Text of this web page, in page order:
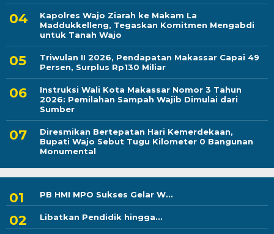
Kapolres Wajo Ziarah ke Makam La
Maddukkelleng, Tegaskan Komitmen Mengabdi
untuk Tanah Wajo
Triwulan II 2026, Pendapatan Makassar Capai 49
Persen, Surplus Rp130 Miliar
Instruksi Wali Kota Makassar Nomor 3 Tahun
2026: Pemilahan Sampah Wajib Dimulai dari
Sumber
Diresmikan Bertepatan Hari Kemerdekaan,
Bupati Wajo Sebut Tugu Kilometer 0 Bangunan
Monumental
PB HMI MPO Sukses Gelar W...
Libatkan Pendidik hingga...